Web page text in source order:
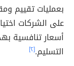
بعمليات تقييم
على الشركات
أسعار تنافسية
التسليم.[٢]